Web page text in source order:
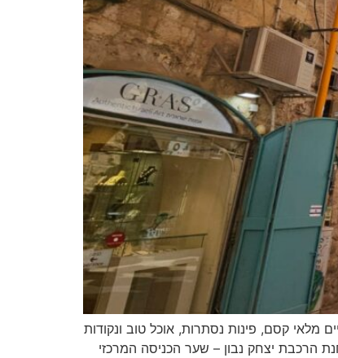
מלאי קסם, פינות נסתרות, אוכל טוב ונקודות
הרכבת יצחק נבון – שער הכניסה המרכזי